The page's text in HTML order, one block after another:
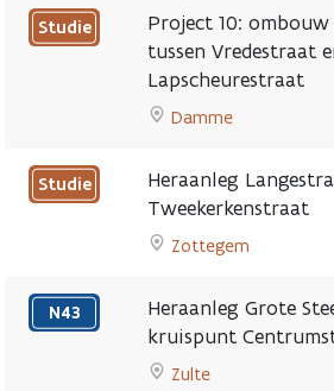
actieve
weggebruikers
to
Herinrichting
kruispunt
De
Mol
nieuwe
page
Studie
Project 10:
tussen Vredestraat
Lapscheurestraat
Damme
to
Project
10:
ombouw
tot
snelweg
tussen
Vredestraat
Studie
Heraanleg
Tweekerkenstraat
Zottegem
to
Heraanleg
Langestraat
en
N43
Heraanleg Grote
kruispunt
Zulte
Gepland